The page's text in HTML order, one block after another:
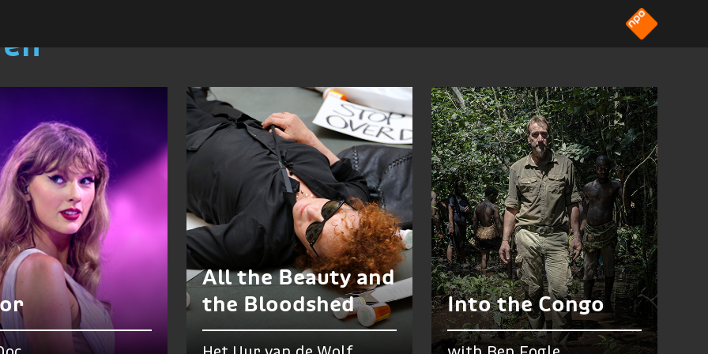
All the Beauty and
the Bloodshed
Into the Congo